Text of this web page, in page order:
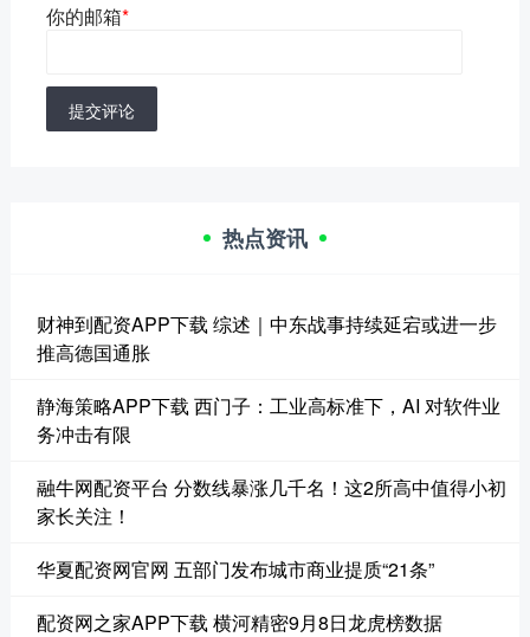
你的邮箱*
提交评论
热点资讯
财神到配资APP下载 综述｜中东战事持续延宕或进一步
推高德国通胀
静海策略APP下载 西门子：工业高标准下，AI 对软件业
务冲击有限
融牛网配资平台 分数线暴涨几千名！这2所高中值得小初
家长关注！
华夏配资网官网 五部门发布城市商业提质“21条”
配资网之家APP下载 横河精密9月8日龙虎榜数据